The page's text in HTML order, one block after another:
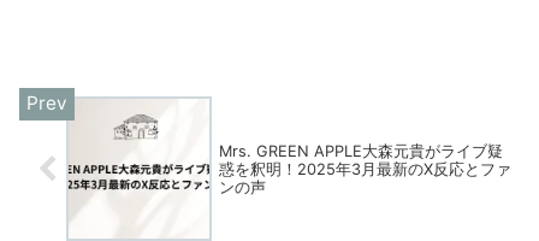
Mrs. GREEN APPLE大森元貴がライブ疑
惑を釈明！2025年3月最新のX反応とファ
ンの声